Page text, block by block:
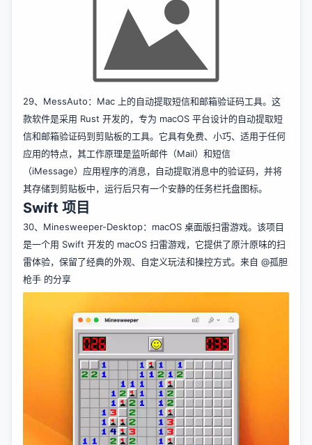
29、MessAuto：Mac 上的自动提取短信和邮箱验证码工具。这
款软件是采用 Rust 开发的，专为 macOS 平台设计的自动提取短
信和邮箱验证码到剪贴板的工具。它具有免费、小巧、适用于任何
应用的特点，其工作原理是监听邮件（Mail）和短信
（iMessage）应用程序的消息，自动提取消息中的验证码，并将
其存储到剪贴板中，运行后只有一个安静的任务栏托盘图标。
Swift 项目
30、 Minesweeper-Desktop
雷体验，保留了经典的外观、自定义玩法和操控方式。来自